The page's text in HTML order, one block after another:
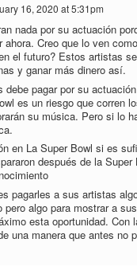
16, 2020 at 5:31pm
nada por su actuación
Creo que lo ven
el futuro? Estos artistas
y ganar más dinero así.
pagar por su
es un riesgo que corren
su música. Pero si lo
en La Super Bowl si es
después de la
pagarles a sus artistas
pero algo para mostrar a
esta oportunidad.
una manera que antes